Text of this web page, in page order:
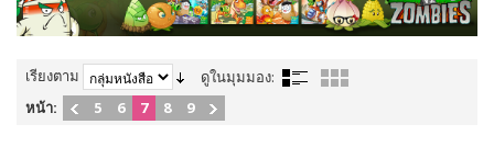
เรียงตาม
ดูในมุมมอง:
หน้า:
5 6 7 8 9